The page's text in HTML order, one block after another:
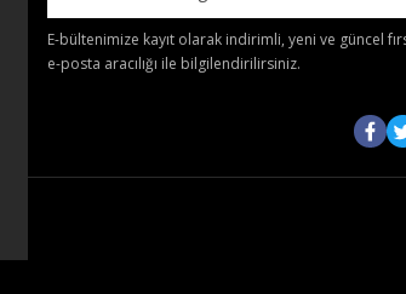
E-bültenimize kayıt olarak indirimli, yeni ve güncel
e-posta aracılığı ile bilgilendirilirsiniz.